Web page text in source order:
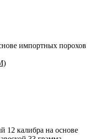
импортных порохов
12 калибра на основе